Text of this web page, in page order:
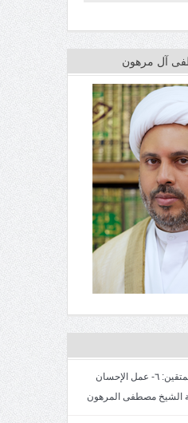
آل مرهون
خطبة الجمعة: سمات المتقين: ٦- عمل الإحسان